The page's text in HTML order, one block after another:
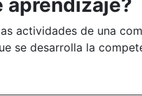
aprendizaje?
actividades de una
se desarrolla la